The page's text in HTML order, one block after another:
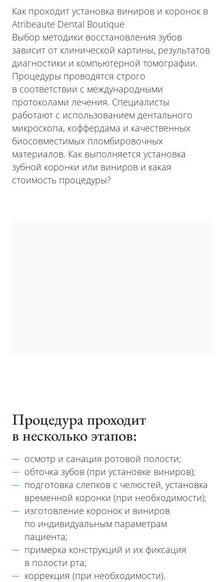
Как проходит установка виниров и коронок в
Atribeaute Dental Boutique
Выбор методики восстановления зубов
зависит от клинической картины, результатов
диагностики и компьютерной томографии.
Процедуры проводятся строго
в соответствии с международными
протоколами лечения. Специалисты
работают с использованием дентального
микроскопа, коффердама и качественных
биосовместимых пломбировочных
материалов. Как выполняется установка
зубной коронки или виниров и какая
стоимость процедуры?
Процедура проходит
в несколько этапов:
осмотр и санация ротовой полости;
обточка зубов (при установке виниров);
подготовка слепков с челюстей, установка
временной коронки (при необходимости);
изготовление коронок и виниров
по индивидуальным параметрам
пациента;
примерка конструкций и их фиксация
в полости рта;
коррекция (при необходимости).